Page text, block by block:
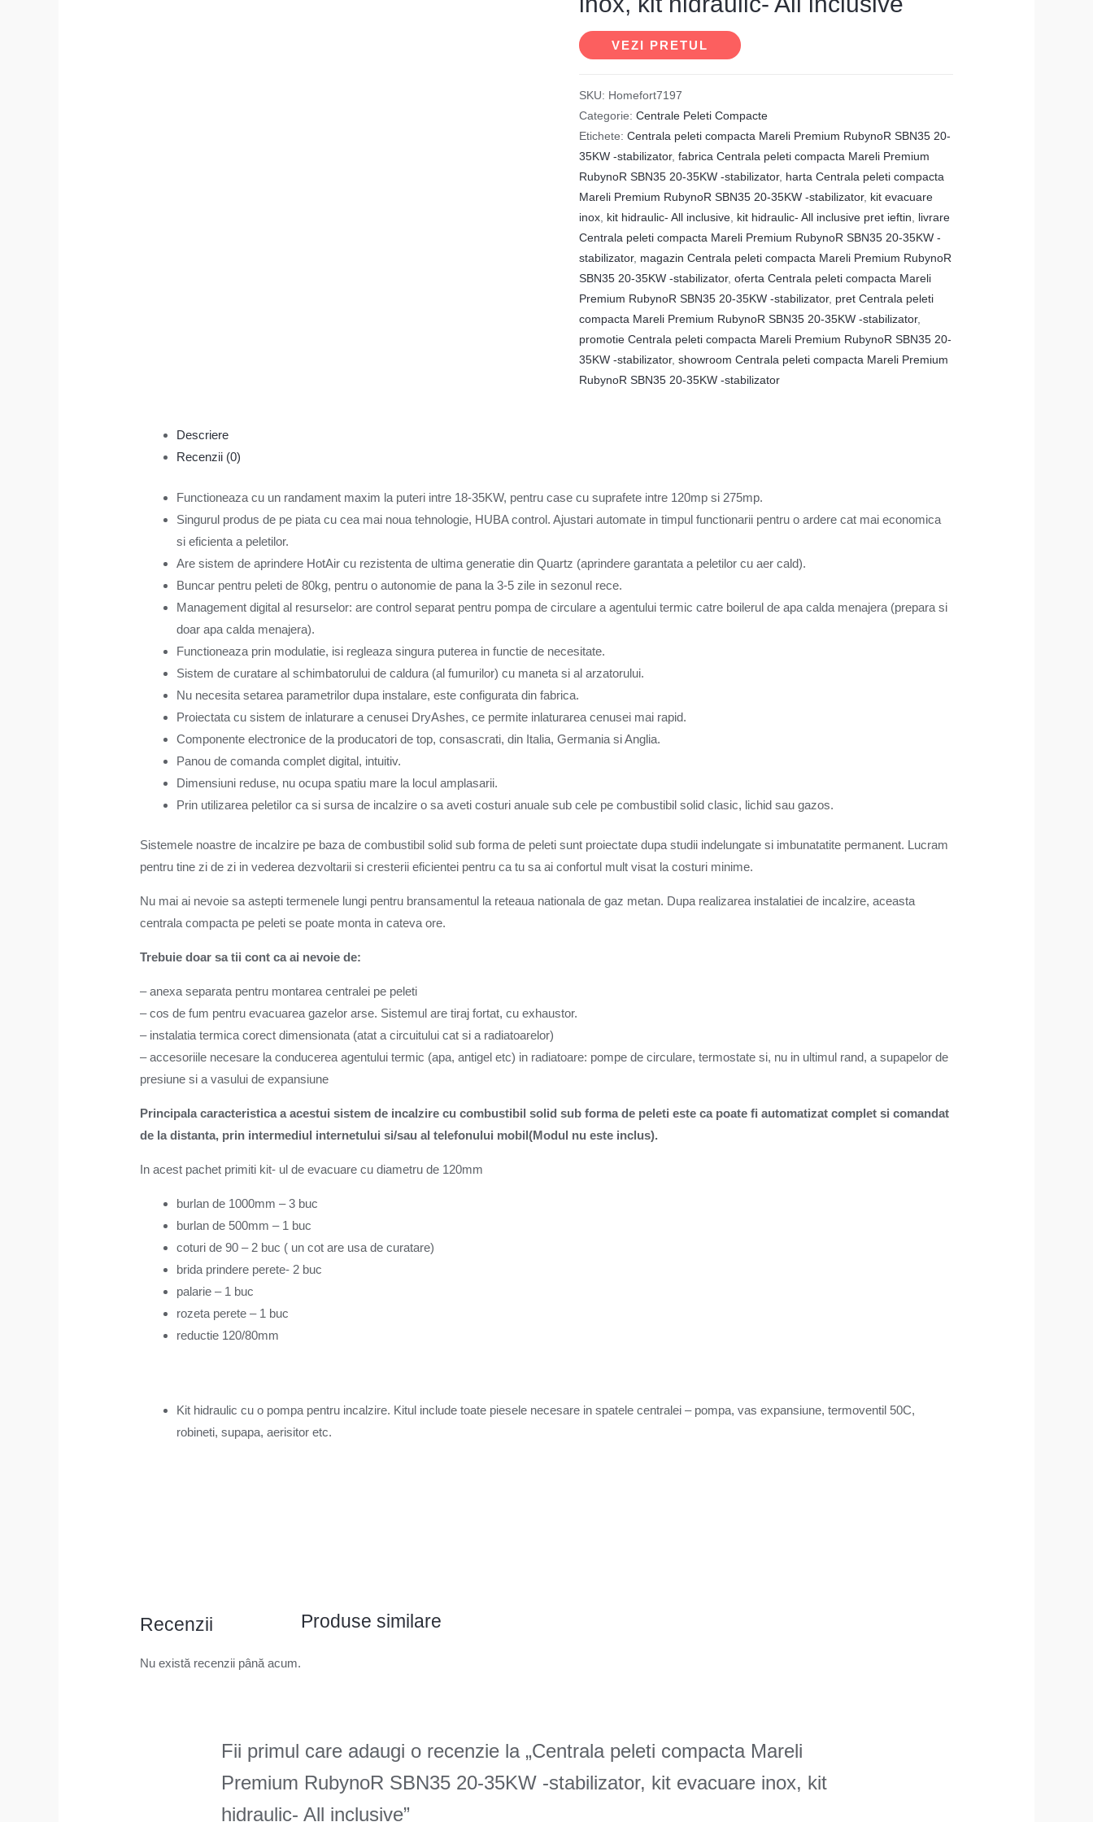
VEZI PRETUL
SKU: Homefort7197
Categorie: Centrale Peleti Compacte
Etichete: Centrala peleti compacta Mareli Premium RubynoR SBN35 20-
35KW -stabilizator, fabrica Centrala peleti compacta Mareli Premium
RubynoR SBN35 20-35KW -stabilizator, harta Centrala peleti compacta
Mareli Premium RubynoR SBN35 20-35KW -stabilizator, kit evacuare
inox, kit hidraulic- All inclusive, kit hidraulic- All inclusive pret ieftin, livrare
Centrala peleti compacta Mareli Premium RubynoR SBN35 20-35KW -
stabilizator, magazin Centrala peleti compacta Mareli Premium RubynoR
SBN35 20-35KW -stabilizator, oferta Centrala peleti compacta Mareli
Premium RubynoR SBN35 20-35KW -stabilizator, pret Centrala peleti
compacta Mareli Premium RubynoR SBN35 20-35KW -stabilizator,
promotie Centrala peleti compacta Mareli Premium RubynoR SBN35 20-
35KW -stabilizator, showroom Centrala peleti compacta Mareli Premium
RubynoR SBN35 20-35KW -stabilizator
Descriere
Recenzii (0)
Functioneaza cu un randament maxim la puteri intre 18-35KW, pentru case cu suprafete intre 120mp si 275mp.
Singurul produs de pe piata cu cea mai noua tehnologie, HUBA control. Ajustari automate in timpul functionarii pentru o ardere cat mai economica
si eficienta a peletilor.
Are sistem de aprindere HotAir cu rezistenta de ultima generatie din Quartz (aprindere garantata a peletilor cu aer cald).
Buncar pentru peleti de 80kg, pentru o autonomie de pana la 3-5 zile in sezonul rece.
Management digital al resurselor: are control separat pentru pompa de circulare a agentului termic catre boilerul de apa calda menajera (prepara si
doar apa calda menajera).
Functioneaza prin modulatie, isi regleaza singura puterea in functie de necesitate.
Sistem de curatare al schimbatorului de caldura (al fumurilor) cu maneta si al arzatorului.
Nu necesita setarea parametrilor dupa instalare, este configurata din fabrica.
Proiectata cu sistem de inlaturare a cenusei DryAshes, ce permite inlaturarea cenusei mai rapid.
Componente electronice de la producatori de top, consascrati, din Italia, Germania si Anglia.
Panou de comanda complet digital, intuitiv.
Dimensiuni reduse, nu ocupa spatiu mare la locul amplasarii.
Prin utilizarea peletilor ca si sursa de incalzire o sa aveti costuri anuale sub cele pe combustibil solid clasic, lichid sau gazos.
Sistemele noastre de incalzire pe baza de combustibil solid sub forma de peleti sunt proiectate dupa studii indelungate si imbunatatite permanent. Lucram
pentru tine zi de zi in vederea dezvoltarii si cresterii eficientei pentru ca tu sa ai confortul mult visat la costuri minime.
Nu mai ai nevoie sa astepti termenele lungi pentru bransamentul la reteaua nationala de gaz metan. Dupa realizarea instalatiei de incalzire, aceasta
centrala compacta pe peleti se poate monta in cateva ore.
Trebuie doar sa tii cont ca ai nevoie de:
– anexa separata pentru montarea centralei pe peleti
– cos de fum pentru evacuarea gazelor arse. Sistemul are tiraj fortat, cu exhaustor.
– instalatia termica corect dimensionata (atat a circuitului cat si a radiatoarelor)
– accesoriile necesare la conducerea agentului termic (apa, antigel etc) in radiatoare: pompe de circulare, termostate si, nu in ultimul rand, a supapelor de
presiune si a vasului de expansiune
Principala caracteristica a acestui sistem de incalzire cu combustibil solid sub forma de peleti este ca poate fi automatizat complet si comandat
de la distanta, prin intermediul internetului si/sau al telefonului mobil(Modul nu este inclus).
In acest pachet primiti kit- ul de evacuare cu diametru de 120mm
burlan de 1000mm – 3 buc
burlan de 500mm – 1 buc
coturi de 90 – 2 buc ( un cot are usa de curatare)
brida prindere perete- 2 buc
palarie – 1 buc
rozeta perete – 1 buc
reductie 120/80mm
Kit hidraulic cu o pompa pentru incalzire. Kitul include toate piesele necesare in spatele centralei – pompa, vas expansiune, termoventil 50C,
robineti, supapa, aerisitor etc.
Recenzii
Nu există recenzii până acum.
Fii primul care adaugi o recenzie la „Centrala peleti compacta Mareli
Premium RubynoR SBN35 20-35KW -stabilizator, kit evacuare inox, kit
hidraulic- All inclusive”
Produse similare